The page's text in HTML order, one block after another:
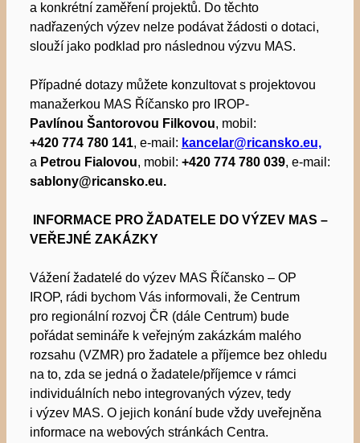
a konkrétní zaměření projektů. Do těchto
nadřazených výzev nelze podávat žádosti o dotaci,
slouží jako podklad pro následnou výzvu MAS.
Případné dotazy můžete konzultovat s projektovou
manažerkou MAS Říčansko pro IROP-
Pavlínou Šantorovou Filkovou, mobil:
+420 774 780 141, e-mail: kancelar@ricansko.eu,
a Petrou Fialovou, mobil: +420 774 780 039, e-mail:
sablony@ricansko.eu.
INFORMACE PRO ŽADATELE DO VÝZEV MAS –
VEŘEJNÉ ZAKÁZKY
Vážení žadatelé do výzev MAS Říčansko – OP
IROP, rádi bychom Vás informovali, že Centrum
pro regionální rozvoj ČR (dále Centrum) bude
pořádat semináře k veřejným zakázkám malého
rozsahu (VZMR) pro žadatele a příjemce bez ohledu
na to, zda se jedná o žadatele/příjemce v rámci
individuálních nebo integrovaných výzev, tedy
i výzev MAS. O jejich konání bude vždy uveřejněna
informace na webových stránkách Centra.